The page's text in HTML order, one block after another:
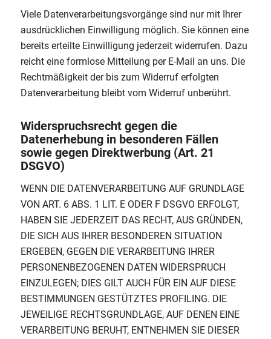
Viele Datenverarbeitungsvorgänge sind nur mit Ihrer
ausdrücklichen Einwilligung möglich. Sie können eine
bereits erteilte Einwilligung jederzeit widerrufen. Dazu
reicht eine formlose Mitteilung per E-Mail an uns. Die
Rechtmäßigkeit der bis zum Widerruf erfolgten
Datenverarbeitung bleibt vom Widerruf unberührt.
Widerspruchsrecht gegen die
Datenerhebung in besonderen Fällen
sowie gegen Direktwerbung (Art. 21
DSGVO)
WENN DIE DATENVERARBEITUNG AUF GRUNDLAGE
VON ART. 6 ABS. 1 LIT. E ODER F DSGVO ERFOLGT,
HABEN SIE JEDERZEIT DAS RECHT, AUS GRÜNDEN,
DIE SICH AUS IHRER BESONDEREN SITUATION
ERGEBEN, GEGEN DIE VERARBEITUNG IHRER
PERSONENBEZOGENEN DATEN WIDERSPRUCH
EINZULEGEN; DIES GILT AUCH FÜR EIN AUF DIESE
BESTIMMUNGEN GESTÜTZTES PROFILING. DIE
JEWEILIGE RECHTSGRUNDLAGE, AUF DENEN EINE
VERARBEITUNG BERUHT, ENTNEHMEN SIE DIESER